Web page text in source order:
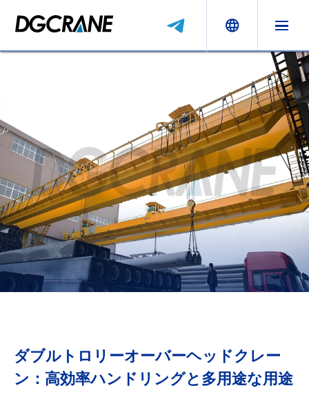
ダブルトロリーオーバーヘッドクレー
ン：高効率ハンドリングと多用途な用途